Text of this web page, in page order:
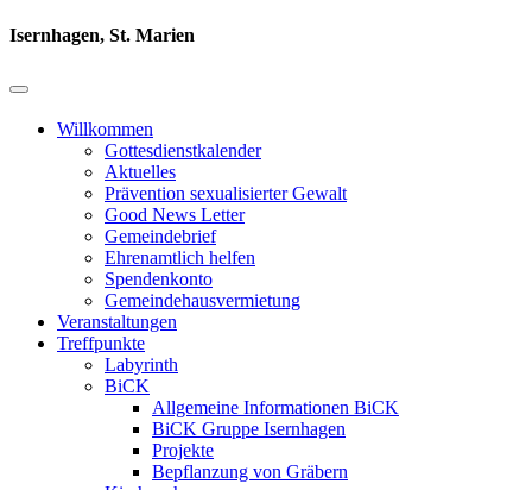
Isernhagen, St. Marien
Willkommen
Gottesdienstkalender
Aktuelles
Prävention sexualisierter Gewalt
Good News Letter
Gemeindebrief
Ehrenamtlich helfen
Spendenkonto
Gemeindehausvermietung
Veranstaltungen
Treffpunkte
Labyrinth
BiCK
Allgemeine Informationen BiCK
BiCK Gruppe Isernhagen
Projekte
Bepflanzung von Gräbern